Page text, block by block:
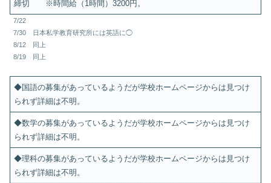
締切 ※時間給（1時間）3200円。
7/22
7/30 日本私学教育研究所には英語に◯
8/12 同上
8/19 同上
◆国語の募集があっているようだが学校ホームページからは見つけ
られず詳細は不明。
◆数学の募集があっているようだが学校ホームページからは見つけ
られず詳細は不明。
◆理科の募集があっているようだが学校ホームページからは見つけ
られず詳細は不明。